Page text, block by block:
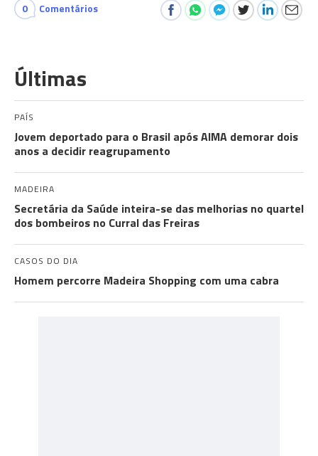
0 Comentários
Últimas
PAÍS
Jovem deportado para o Brasil após AIMA demorar dois
anos a decidir reagrupamento
MADEIRA
Secretária da Saúde inteira-se das melhorias no quartel
dos bombeiros no Curral das Freiras
CASOS DO DIA
Homem percorre Madeira Shopping com uma cabra